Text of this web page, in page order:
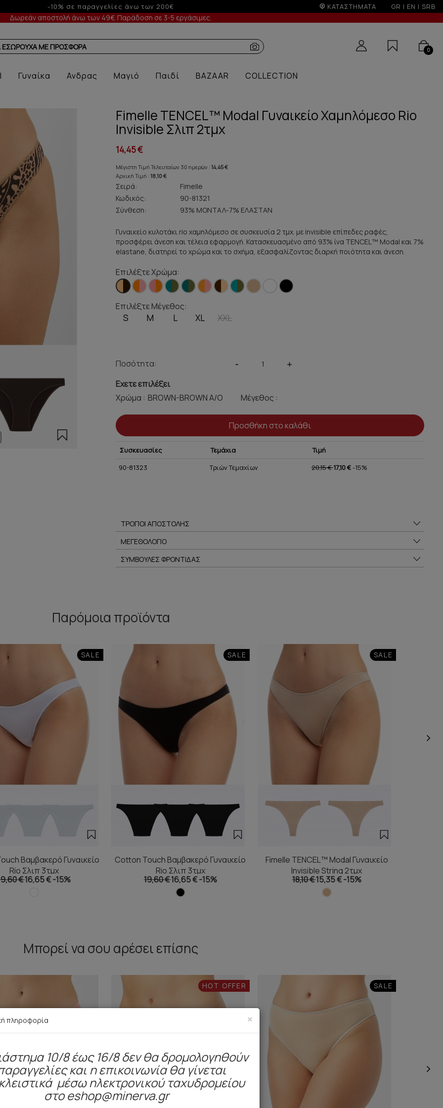
-5% σε παραγγελίες άνω των 200€ σε περίοδο εκπτώσεων ΚΑΤΑΣΤΗΜΑΤΑ GR | EN | SRB
Δωρεάν αποστολή άνω των 49€. Παράδοση σε 3-5 εργάσιμες.
0
Γυναίκα Ανδρας Μαγιό Παιδί BAZAAR COLLECTION
Fimelle TENCEL™ Modal Γυναικείο Χαμηλόμεσο Rio
Invisible Σλιπ 2τμχ
14,45 €
Μέγιστη Τιμή Τελευταίων 30 ημερών : 14,45 €
Αρχική Τιμή : 18,10 €
Σειρά:
Fimelle
Κωδικός:
90-81321
Σύνθεση:
93% ΜΟΝΤΑΛ-7% ΕΛΑΣΤΑΝ
Γυναικείο κυλοτάκι rio χαμηλόμεσο σε συσκευσία 2 τμχ. με invisible επίπεδες ραφές,
προσφέρει άνεση και τέλεια εφαρμογή. Κατασκευασμένο από 93% ίνα TENCEL™ Modal και 7%
elastane, διατηρεί το χρώμα και το σχήμα, εξασφαλίζοντας διαρκή ποιότητα και άνεση.
Επιλέξτε Χρώμα:
Επιλέξτε Μέγεθος:
S M L XL XXL
Ποσότητα: - +
Εχετε επιλέξει
Χρώμα :
Μέγεθος :
Προσθήκη στο καλάθι
Συσκευασίες Τεμάχια
Τιμή
90-81323
Τριών Τεμαχίων 20,15 €17,10 €-15%
ΤΡΟΠΟΙ ΑΠΟΣΤΟΛΗΣ
ΜΕΓΕΘΟΛΟΓΙΟ
ΣΥΜΒΟΥΛΕΣ ΦΡΟΝΤΙΔΑΣ
Παρόμοια προϊόντα
SALE
Βαμβακερό Γυναικείο
Rio Σλιπ 3τμχ
€16,65 €-15%
SALE
Cotton Touch Βαμβακερό Γυναικείο
Rio Σλιπ 3τμχ
19,60 €16,65 €-15%
SALE
Fimelle TENCEL™ Modal Γυναικείο
Invisible String 2τμχ
18,10 €15,35 €-15%
Μπορεί να σου αρέσει επίσης
HOT OFFER SALE
×
πληροφορία
10/8 έως 16/8 δεν θα δρομολογηθούν
και η επικοινωνία θα γίνεται
μέσω ηλεκτρονικού ταχυδρομείου
στο eshop@minerva.gr